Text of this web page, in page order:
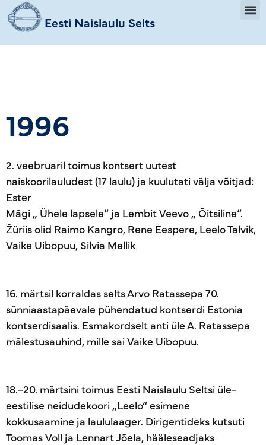
Eesti Naislaulu Selts
1996
2. veebruaril toimus kontsert uutest
naiskoorilauludest (17 laulu) ja kuulutati välja võitjad:
Ester
Mägi „ Ühele lapsele“ ja Lembit Veevo „ Õitsiline“.
Žüriis olid Raimo Kangro, Rene Eespere, Leelo Talvik,
Vaike Uibopuu, Silvia Mellik
16. märtsil korraldas selts Arvo Ratassepa 70.
sünniaastapäevale pühendatud kontserdi Estonia
kontserdisaalis. Esmakordselt anti üle A. Ratassepa
mälestusauhind, mille sai Vaike Uibopuu.
18.–20. märtsini toimus Eesti Naislaulu Seltsi üle-
eestilise neidudekoori „Leelo“ esimene
kokkusaamine ja laululaager. Dirigentideks kutsuti
Toomas Voll ja Lennart Jõela, hääleseadjaks